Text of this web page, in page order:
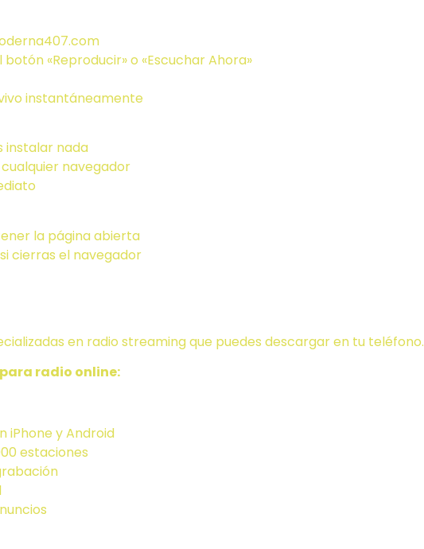
«Reproducir» o «Escuchar Ahora»
instantáneamente
instalar nada
navegador
la página abierta
cierras el navegador
en radio streaming que puedes descargar en tu teléfono.
radio online:
iPhone y Android
estaciones